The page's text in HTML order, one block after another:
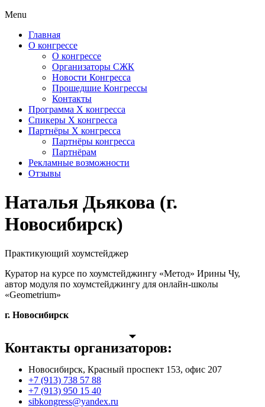
Menu
Главная
О конгрессе
О конгрессе
Организаторы СЖК
Новости Конгресса
Прошедшие Конгрессы
Контакты
Программа Х конгресса
Спикеры X конгресса
Партнёры X конгресса
Партнёры конгресса
Партнёрам
Рекламные возможности
Отзывы
Наталья Дьякова (г.
Новосибирск)
Практикующий хоумстейджер
Куратор на курсе по хоумстейджингу «Метод» Ирины Чу,
автор модуля по хоумстейджингу для онлайн-школы
«Geometrium»
г. Новосибирск
Контакты организаторов:
Новосибирск, Красный проспект 153, офис 207
+7 (913) 738 57 88
+7 (913) 950 15 40
sibkongress@yandex.ru